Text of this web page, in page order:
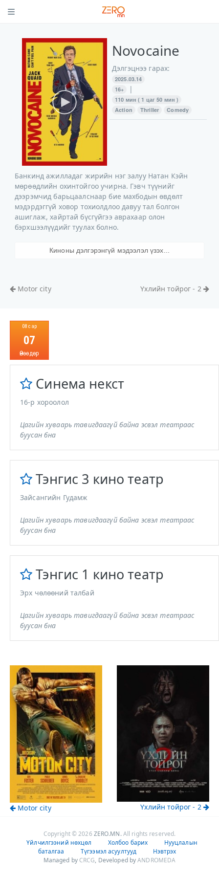
Novocaine
Дэлгэцнээ гарах:
2025.03.14
16+
|
110 мин ( 1 цаг 50 мин )
Action
Thriller Comedy
Банкинд ажилладаг жирийн нэг залуу Натан Кэйн
мөрөөдлийн охинтойгоо учирна. Гэвч түүнийг
дээрэмчид барьцаалснаар бие махбодын өвдөлт
мэдэрдэггүй ховор тохиолдлоо давуу тал болгон
ашиглаж, хайртай бүсгүйгээ аврахаар олон
бэрхшээлүүдийг туулах болно.
Киноны дэлгэрэнгүй мэдээлэл үзэх...
Motor city Үхлийн тойрог - 2
08 сар
07
Өнөөдөр
Синема некст
16-р хороолол
Цагийн хуваарь тавигдаагүй байна эсвэл театраас
буусан бна
Тэнгис 3 кино театр
Зайсангийн Гудамж
Цагийн хуваарь тавигдаагүй байна эсвэл театраас
буусан бна
Тэнгис 1 кино театр
Эрх чөлөөний талбай
Цагийн хуваарь тавигдаагүй байна эсвэл театраас
буусан бна
Motor city Үхлийн тойрог - 2
Copyright © 2026 ZERO.MN. All rights reserved.
Үйлчилгээний нөхцөл
Холбоо барих
Нууцлалын
баталгаа
Түгээмэл асуултууд
Нэвтрэх
Managed byCRCG , Developed byANDROMEDA